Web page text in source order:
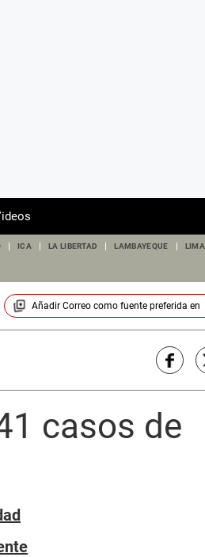
ICA LA LIBERTAD LAMBAYEQUE LIMA
Añadir Correocomo fuente preferida en
casos de